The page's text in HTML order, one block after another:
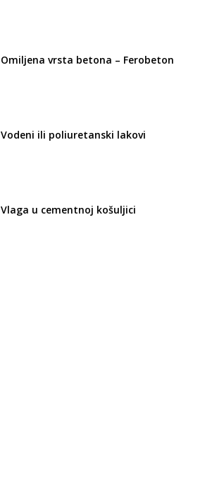
Omiljena vrsta betona – Ferobeton
Vodeni ili poliuretanski lakovi
Vlaga u cementnoj košuljici